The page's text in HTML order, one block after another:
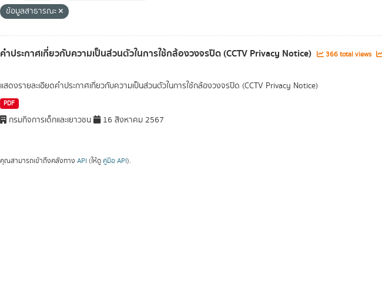
ข้อมูลสาธารณะ
คำประกาศเกี่ยวกับความเป็นส่วนตัวในการใช้กล้องวงจรปิด (CCTV Privacy Notice) 366 total views
แสดงรายละเอียดคำประกาศเกี่ยวกับความเป็นส่วนตัวในการใช้กล้องวงจรปิด (CCTV Privacy Notice)
PDF
กรมกิจการเด็กและเยาวชน 16 สิงหาคม 2567
คุณสามารถเข้าถึงคลังทาง API (ให้ดู คู่มือ API).